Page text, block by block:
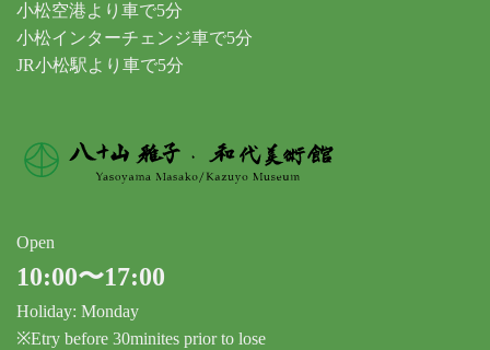
小松空港より車で5分
小松インターチェンジ車で5分
JR小松駅より車で5分
Open
10:00〜17:00
Holiday: Monday
※Etry before 30minites prior to lose